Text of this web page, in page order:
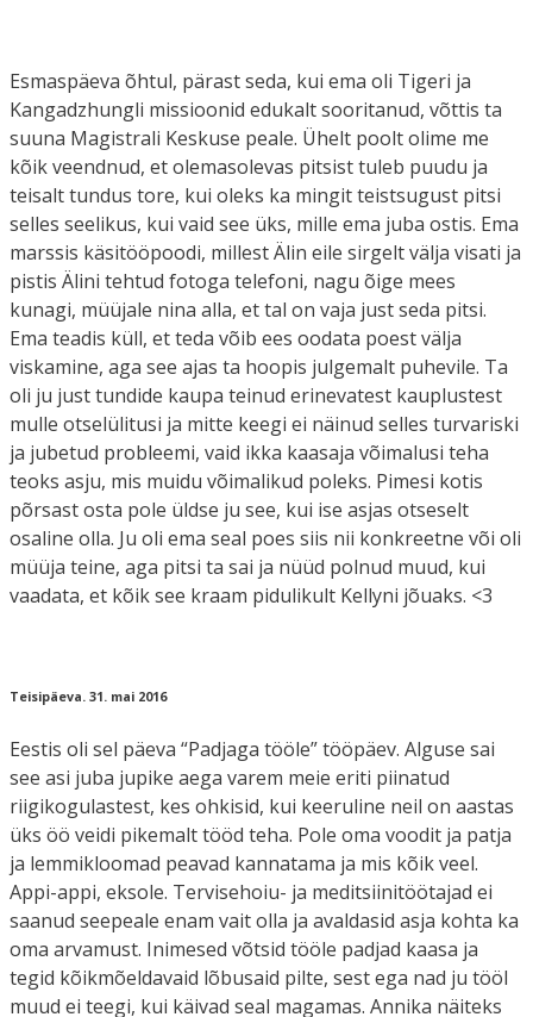
Esmaspäeva õhtul, pärast seda, kui ema oli Tigeri ja
Kangadzhungli missioonid edukalt sooritanud, võttis ta
suuna Magistrali Keskuse peale. Ühelt poolt olime me
kõik veendnud, et olemasolevas pitsist tuleb puudu ja
teisalt tundus tore, kui oleks ka mingit teistsugust pitsi
selles seelikus, kui vaid see üks, mille ema juba ostis. Ema
marssis käsitööpoodi, millest Älin eile sirgelt välja visati ja
pistis Älini tehtud fotoga telefoni, nagu õige mees
kunagi, müüjale nina alla, et tal on vaja just seda pitsi.
Ema teadis küll, et teda võib ees oodata poest välja
viskamine, aga see ajas ta hoopis julgemalt puhevile. Ta
oli ju just tundide kaupa teinud erinevatest kauplustest
mulle otselülitusi ja mitte keegi ei näinud selles turvariski
ja jubetud probleemi, vaid ikka kaasaja võimalusi teha
teoks asju, mis muidu võimalikud poleks. Pimesi kotis
põrsast osta pole üldse ju see, kui ise asjas otseselt
osaline olla. Ju oli ema seal poes siis nii konkreetne või oli
müüja teine, aga pitsi ta sai ja nüüd polnud muud, kui
vaadata, et kõik see kraam pidulikult Kellyni jõuaks. <3
Teisipäeva. 31. mai 2016
Eestis oli sel päeva “Padjaga tööle” tööpäev. Alguse sai
see asi juba jupike aega varem meie eriti piinatud
riigikogulastest, kes ohkisid, kui keeruline neil on aastas
üks öö veidi pikemalt tööd teha. Pole oma voodit ja patja
ja lemmikloomad peavad kannatama ja mis kõik veel.
Appi-appi, eksole. Tervisehoiu- ja meditsiinitöötajad ei
saanud seepeale enam vait olla ja avaldasid asja kohta ka
oma arvamust. Inimesed võtsid tööle padjad kaasa ja
tegid kõikmõeldavaid lõbusaid pilte, sest ega nad ju tööl
muud ei teegi, kui käivad seal magamas. Annika näiteks